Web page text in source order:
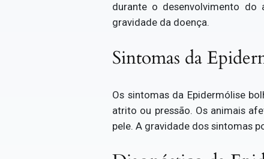
durante o desenvolvimento do
gravidade da doença.
Sintomas da
Os sintomas da Epidermólise
atrito ou pressão. Os animais
pele. A gravidade dos sintomas